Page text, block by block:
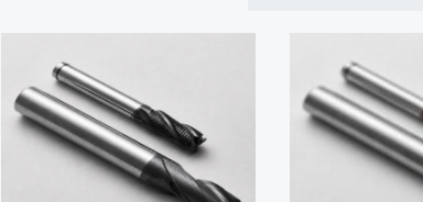
2025年11月18日～19日
コーティング事業部が埼玉県のさいたまスーパーアリ
ーティング品を出展いたします。
2025年11月12日～14日